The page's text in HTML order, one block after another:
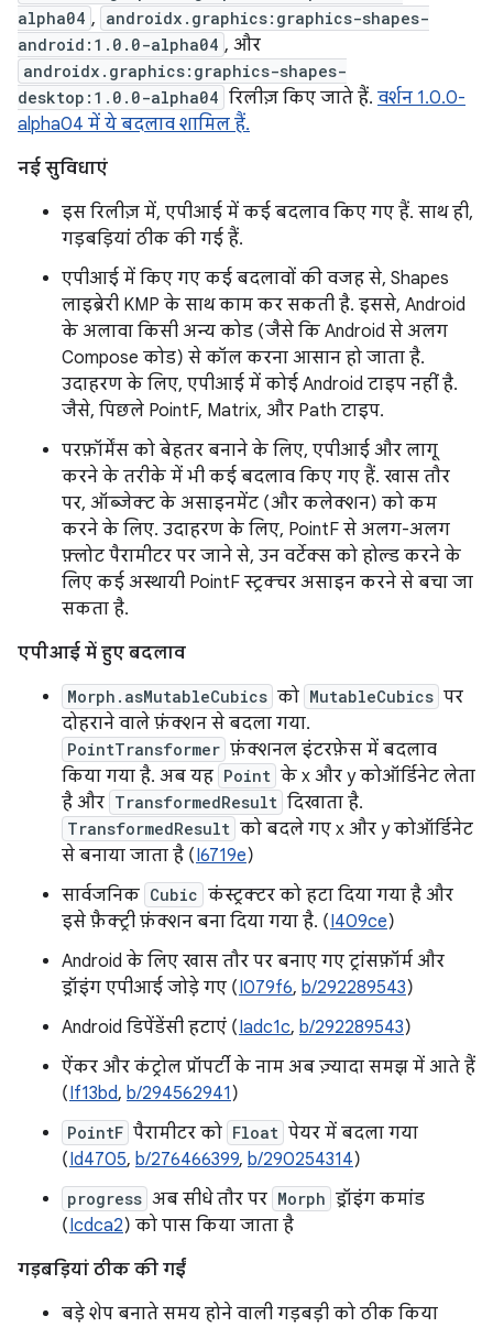
alpha04 , androidx.graphics:graphics-shapes-
android:1.0.0-alpha04 , और
androidx.graphics:graphics-shapes-
desktop:1.0.0-alpha04 रिलीज़ किए जाते हैं. वर्शन 1.0.0-
alpha04 में ये बदलाव शामिल हैं.
नई सुविधाएं
इस रिलीज़ में, एपीआई में कई बदलाव किए गए हैं. साथ ही,
गड़बड़ियां ठीक की गई हैं.
एपीआई में किए गए कई बदलावों की वजह से, Shapes
लाइब्रेरी KMP के साथ काम कर सकती है. इससे, Android
के अलावा किसी अन्य कोड (जैसे कि Android से अलग
Compose कोड) से कॉल करना आसान हो जाता है.
उदाहरण के लिए, एपीआई में कोई Android टाइप नहीं है.
जैसे, पिछले PointF, Matrix, और Path टाइप.
परफ़ॉर्मेंस को बेहतर बनाने के लिए, एपीआई और लागू
करने के तरीके में भी कई बदलाव किए गए हैं. खास तौर
पर, ऑब्जेक्ट के असाइनमेंट (और कलेक्शन) को कम
करने के लिए. उदाहरण के लिए, PointF से अलग-अलग
फ़्लोट पैरामीटर पर जाने से, उन वर्टेक्स को होल्ड करने के
लिए कई अस्थायी PointF स्ट्रक्चर असाइन करने से बचा जा
सकता है.
एपीआई में हुए बदलाव
Morph.asMutableCubics को MutableCubics पर
दोहराने वाले फ़ंक्शन से बदला गया.
PointTransformer फ़ंक्शनल इंटरफ़ेस में बदलाव
किया गया है. अब यह Point के x और y कोऑर्डिनेट लेता
है और TransformedResult दिखाता है.
TransformedResult को बदले गए x और y कोऑर्डिनेट
से बनाया जाता है (I6719e)
सार्वजनिक Cubic कंस्ट्रक्टर को हटा दिया गया है और
इसे फ़ैक्ट्री फ़ंक्शन बना दिया गया है. (I409ce)
Android के लिए खास तौर पर बनाए गए ट्रांसफ़ॉर्म और
ड्रॉइंग एपीआई जोड़े गए (I079f6, b/292289543)
Android डिपेंडेंसी हटाएं (Iadc1c, b/292289543)
ऐंकर और कंट्रोल प्रॉपर्टी के नाम अब ज़्यादा समझ में आते हैं
(If13bd, b/294562941 )
PointF पैरामीटर को Float पेयर में बदला गया
(Id4705, b/276466399, b/290254314)
progress अब सीधे तौर पर Morph ड्रॉइंग कमांड
(Icdca2) को पास किया जाता है
गड़बड़ियां ठीक की गईं
बड़े शेप बनाते समय होने वाली गड़बड़ी को ठीक किया